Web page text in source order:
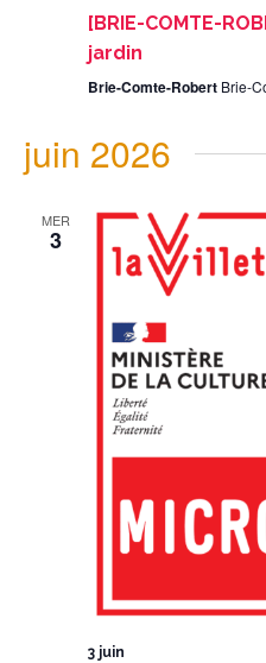
[BRIE-COMTE-
jardin
Brie-Comte-Robert Brie-
juin 2026
MER
3
3 juin